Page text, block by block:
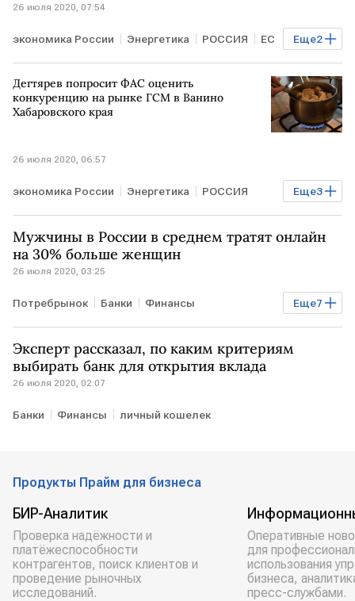
26 июля 2020, 07:54
Еще2
экономика России Энергетика РОССИЯ ЕС
ИЗРАИЛЬ газопровод
Дегтярев попросит ФАС оценить
конкуренцию на рынке ГСМ в Ванино
Хабаровского края
26 июля 2020, 06:57
Еще3
экономика России Энергетика РОССИЯ
Хабаровск Газ цены
Мужчины в России в среднем тратят онлайн
на 30% больше женщин
26 июля 2020, 03:25
Еще7
Потребрынок Банки Финансы
экономика России Экономика Бизнес
РОССИЯ онлайн мужчины покупка
Эксперт рассказал, по каким критериям
выбирать банк для открытия вклада​
26 июля 2020, 02:07
Банки Финансы личный кошелек
Продукты Прайм для бизнеса
БИР-Аналитик
Проверка надёжности и
платёжеспособности
контрагентов, поиск клиентов и
проведение рыночных
исследований.
Оперативные
для
использования
бизнеса,
пресс-службами.